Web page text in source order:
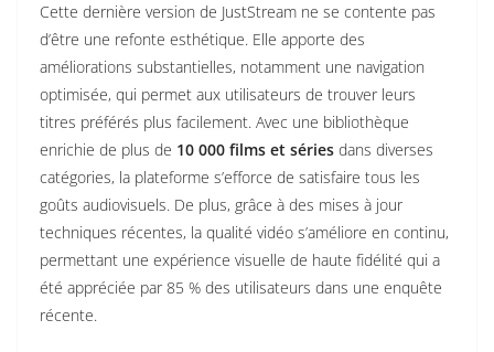
Cette dernière version de JustStream ne se contente pas
d’être une refonte esthétique. Elle apporte des
améliorations substantielles, notamment une navigation
optimisée, qui permet aux utilisateurs de trouver leurs
titres préférés plus facilement. Avec une bibliothèque
enrichie de plus de 10 000 films et séries dans diverses
catégories, la plateforme s’efforce de satisfaire tous les
goûts audiovisuels. De plus, grâce à des mises à jour
techniques récentes, la qualité vidéo s’améliore en continu,
permettant une expérience visuelle de haute fidélité qui a
été appréciée par 85 % des utilisateurs dans une enquête
récente.